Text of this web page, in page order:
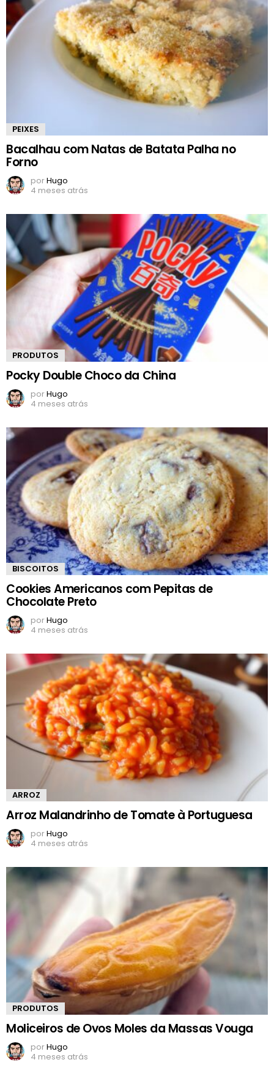
PEIXES
Bacalhau com Natas de Batata Palha no
Forno
porHugo
4 meses atrás
PRODUTOS
Pocky Double Choco da China
porHugo
4 meses atrás
BISCOITOS
Cookies Americanos com Pepitas de
Chocolate Preto
porHugo
4 meses atrás
ARROZ
Arroz Malandrinho de Tomate à Portuguesa
porHugo
4 meses atrás
PRODUTOS
Moliceiros de Ovos Moles da Massas Vouga
porHugo
4 meses atrás